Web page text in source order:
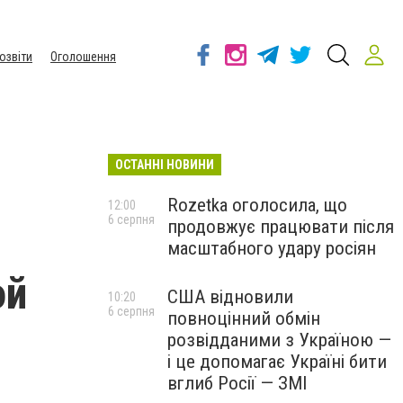
Оголошення
ОСТАННІ НОВИНИ
Rozetka оголосила, що
продовжує працювати після
масштабного удару росіян
12:00
6 серпня
США відновили
повноцінний обмін
розвідданими з Україною —
і це допомагає Україні бити
вглиб Росії — ЗМІ
10:20
6 серпня